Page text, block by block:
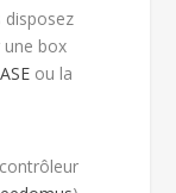
disposez
une box
ou la